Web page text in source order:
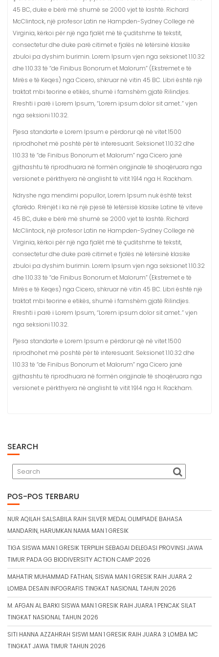
45 BC, duke e bërë më shumë se 2000 vjet të lashtë. Richard
McClintock, një profesor Latin ne Hampden-Sydney College në
Virginia, kërkoi për një nga fjalët më të çuditshme të tekstit,
consectetur dhe duke parë citimet e fjalës në letërsinë klasike
zbuloi pa dyshim burimin. Lorem Ipsum vjen nga seksionet 1.10.32
dhe 1.10.33 të “de Finibus Bonorum et Malorum” (Ekstremet e të
Mirës e të Keqes) nga Cicero, shkruar në vitin 45 BC. Libri është një
traktat mbi teorine e etikës, shumë i famshëm gjatë Rilindjes.
Rreshti i parë i Lorem Ipsum, “Lorem ipsum dolor sit amet..” vjen
nga seksioni 1.10.32.
Pjesa standarte e Lorem Ipsum e përdorur që në vitet 1500
riprodhohet më poshtë për të interesuarit. Seksionet 1.10.32 dhe
1.10.33 të “de Finibus Bonorum et Malorum” nga Cicero janë
gjithashtu të riprodhuara në formën origjinale të shoqëruara nga
versionet e përkthyera në anglisht të vitit 1914 nga H. Rackham.
Ndryshe nga mendimi popullor, Lorem Ipsum nuk është tekst
çfarëdo. Rrënjët i ka në një pjesë të letërsisë klasike Latine të viteve
45 BC, duke e bërë më shumë se 2000 vjet të lashtë. Richard
McClintock, një profesor Latin ne Hampden-Sydney College në
Virginia, kërkoi për një nga fjalët më të çuditshme të tekstit,
consectetur dhe duke parë citimet e fjalës në letërsinë klasike
zbuloi pa dyshim burimin. Lorem Ipsum vjen nga seksionet 1.10.32
dhe 1.10.33 të “de Finibus Bonorum et Malorum” (Ekstremet e të
Mirës e të Keqes) nga Cicero, shkruar në vitin 45 BC. Libri është një
traktat mbi teorine e etikës, shumë i famshëm gjatë Rilindjes.
Rreshti i parë i Lorem Ipsum, “Lorem ipsum dolor sit amet..” vjen
nga seksioni 1.10.32.
Pjesa standarte e Lorem Ipsum e përdorur që në vitet 1500
riprodhohet më poshtë për të interesuarit. Seksionet 1.10.32 dhe
1.10.33 të “de Finibus Bonorum et Malorum” nga Cicero janë
gjithashtu të riprodhuara në formën origjinale të shoqëruara nga
versionet e përkthyera në anglisht të vitit 1914 nga H. Rackham.
SEARCH
POS-POS TERBARU
NUR AQILAH SALSABILA RAIH SILVER MEDAL OLIMPIADE BAHASA
MANDARIN, HARUMKAN NAMA MAN 1 GRESIK
TIGA SISWA MAN 1 GRESIK TERPILIH SEBAGAI DELEGASI PROVINSI JAWA
TIMUR PADA GG BIODIVERSITY ACTION CAMP 2026
MAHATIR MUHAMMAD FATHAN, SISWA MAN 1 GRESIK RAIH JUARA 2
LOMBA DESAIN INFOGRAFIS TINGKAT NASIONAL TAHUN 2026
M. AFGAN AL BARKI SISWA MAN 1 GRESIK RAIH JUARA 1 PENCAK SILAT
TINGKAT NASIONAL TAHUN 2026
SITI HANNA AZZAHRAH SISWI MAN 1 GRESIK RAIH JUARA 3 LOMBA MC
TINGKAT JAWA TIMUR TAHUN 2026